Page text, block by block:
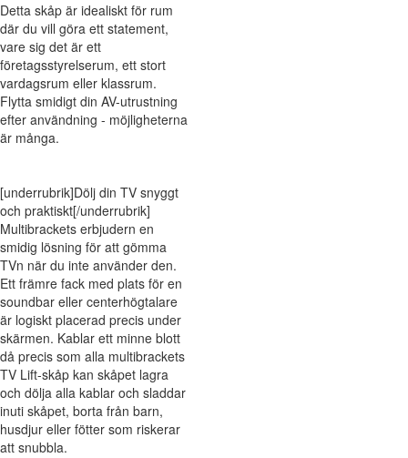
Detta skåp är idealiskt för rum
där du vill göra ett statement,
vare sig det är ett
företagsstyrelserum, ett stort
vardagsrum eller klassrum.
Flytta smidigt din AV-utrustning
efter användning - möjligheterna
är många.
[underrubrik]Dölj din TV snyggt
och praktiskt[/underrubrik]
Multibrackets erbjudern en
smidig lösning för att gömma
TVn när du inte använder den.
Ett främre fack med plats för en
soundbar eller centerhögtalare
är logiskt placerad precis under
skärmen. Kablar ett minne blott
då precis som alla multibrackets
TV Lift-skåp kan skåpet lagra
och dölja alla kablar och sladdar
inuti skåpet, borta från barn,
husdjur eller fötter som riskerar
att snubbla.